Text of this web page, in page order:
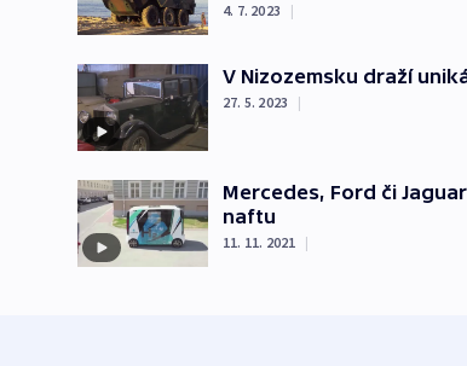
4. 7. 2023 |
V Nizozemsku draží
27. 5. 2023 |
Mercedes, Ford či
naftu
11. 11. 2021 |